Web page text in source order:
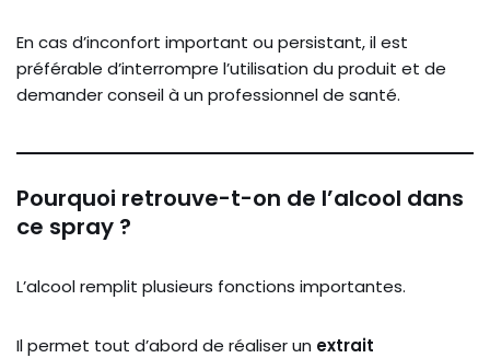
En cas d’inconfort important ou persistant, il est
préférable d’interrompre l’utilisation du produit et de
demander conseil à un professionnel de santé.
Pourquoi retrouve-t-on de l’alcool dans
ce spray ?
L’alcool remplit plusieurs fonctions importantes.
Il permet tout d’abord de réaliser un extrait